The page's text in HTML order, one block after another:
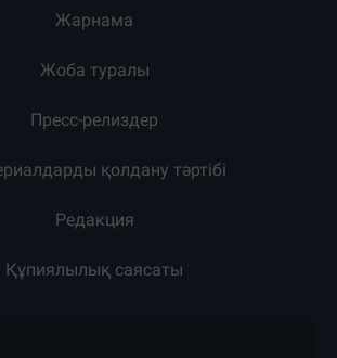
Жарнама
Жоба туралы
Пресс-релиздер
қолдану тәртібі
Редакция
Құпиялылық саясаты